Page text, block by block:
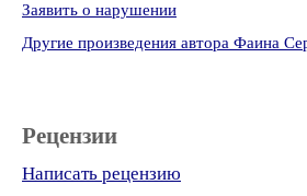
Заявить о нарушении
Другие произведения автора Фаина
Рецензии
Написать рецензию